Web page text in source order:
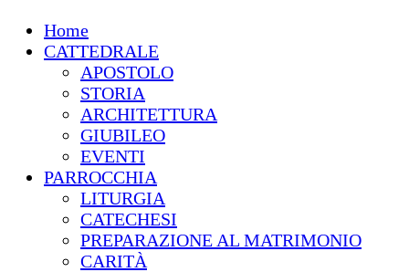
Home
CATTEDRALE
APOSTOLO
STORIA
ARCHITETTURA
GIUBILEO
EVENTI
PARROCCHIA
LITURGIA
CATECHESI
PREPARAZIONE AL MATRIMONIO
CARITÀ